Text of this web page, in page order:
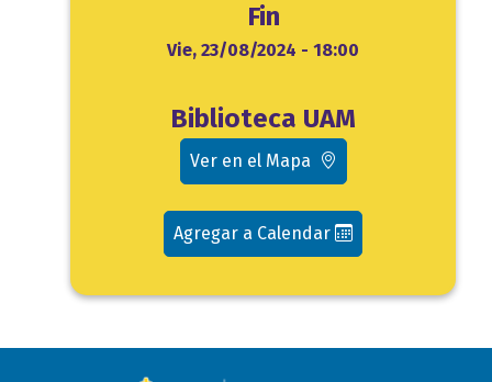
Fin
Vie, 23/08/2024 - 18:00
UbicaciónBiblioteca UAM
Ver en el Mapa
Agregar a Calendar